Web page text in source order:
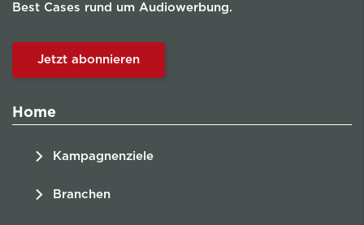
Best Cases rund um Audiowerbung.
Jetzt abonnieren
Home
Kampagnenziele
Branchen